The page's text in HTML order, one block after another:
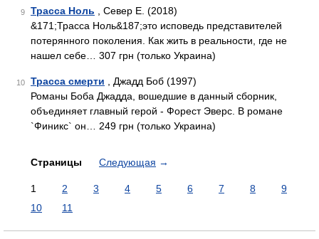
9 Трасса Ноль , Север Е. (2018)
&171;Трасса Ноль&187;это исповедь представителей
потерянного поколения. Как жить в реальности, где не
нашел себе… 307 грн (только Украина)
10 Трасса смерти , Джадд Боб (1997)
Романы Боба Джадда, вошедшие в данный сборник,
объединяет главный герой - Форест Эверс. В романе
`Финикс` он… 249 грн (только Украина)
Страницы Следующая →
1 2 3 4 5 6 7 8
9
10
11